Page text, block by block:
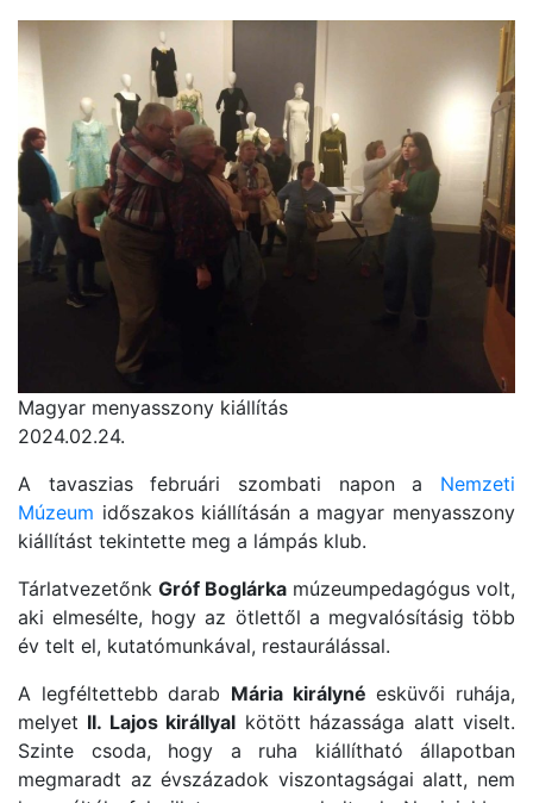
Magyar menyasszony kiállítás
2024.02.24.
A tavaszias februári szombati napon a Nemzeti
Múzeum időszakos kiállításán a magyar menyasszony
kiállítást tekintette meg a lámpás klub.
Tárlatvezetőnk Gróf Boglárka múzeumpedagógus volt,
aki elmesélte, hogy az ötlettől a megvalósításig több
év telt el, kutatómunkával, restaurálással.
A legféltettebb darab Mária királyné esküvői ruhája,
melyet II. Lajos királlyal kötött házassága alatt viselt.
Szinte csoda, hogy a ruha kiállítható állapotban
megmaradt az évszázadok viszontagságai alatt, nem